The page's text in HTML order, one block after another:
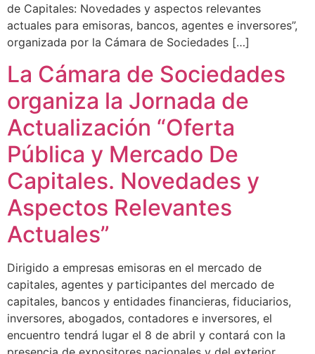
de Capitales: Novedades y aspectos relevantes
actuales para emisoras, bancos, agentes e inversores”,
organizada por la Cámara de Sociedades […]
La Cámara de Sociedades
organiza la Jornada de
Actualización “Oferta
Pública y Mercado De
Capitales. Novedades y
Aspectos Relevantes
Actuales”
Dirigido a empresas emisoras en el mercado de
capitales, agentes y participantes del mercado de
capitales, bancos y entidades financieras, fiduciarios,
inversores, abogados, contadores e inversores, el
encuentro tendrá lugar el 8 de abril y contará con la